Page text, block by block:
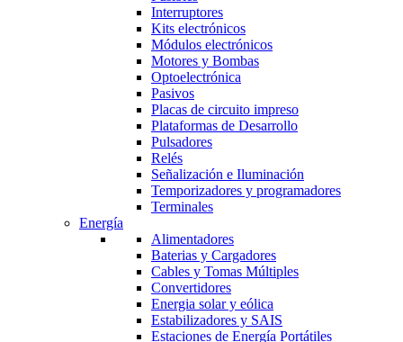
Interruptores
Kits electrónicos
Módulos electrónicos
Motores y Bombas
Optoelectrónica
Pasivos
Placas de circuito impreso
Plataformas de Desarrollo
Pulsadores
Relés
Señalización e Iluminación
Temporizadores y programadores
Terminales
Energía
Alimentadores
Baterias y Cargadores
Cables y Tomas Múltiples
Convertidores
Energia solar y eólica
Estabilizadores y SAIS
Estaciones de Energía Portátiles